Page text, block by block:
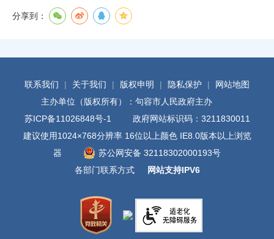
分享到：
联系我们 | 关于我们 | 版权申明 | 隐私保护 |
网站地图
主办单位（版权所有）：句容市人民政府主办
苏ICP备11026848号-1
政府网站标识码：3211830011
建议使用1024×768分辨率 16位以上颜色 IE8.0版本以上浏览
器
苏公网安备 32118302000193号
各部门联系方式
网站支持IPV6